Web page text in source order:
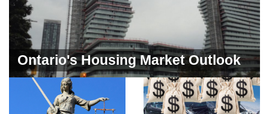
Ontario's Housing Market Outlook
for 2024